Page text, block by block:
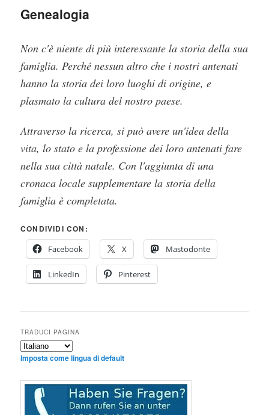
Genealogia
Non c'è niente di più interessante la storia della sua
famiglia. Perché nessun altro che i nostri antenati
hanno la storia dei loro luoghi di origine, e
plasmato la cultura del nostro paese.
Attraverso la ricerca, si può avere un'idea della
vita, lo stato e la professione dei loro antenati fare
nella sua città natale. Con l'aggiunta di una
cronaca locale supplementare la storia della
famiglia è completata.
CONDIVIDI CON:
Facebook
X Mastodonte
LinkedIn Pinterest
TRADUCI PAGINA
Imposta come lingua di default